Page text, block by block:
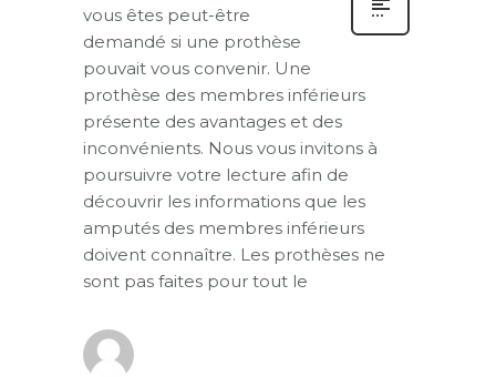
vous êtes peut-être
demandé si une prothèse
pouvait vous convenir. Une
prothèse des membres inférieurs
présente des avantages et des
inconvénients. Nous vous invitons à
poursuivre votre lecture afin de
découvrir les informations que les
amputés des membres inférieurs
doivent connaître. Les prothèses ne
sont pas faites pour tout le